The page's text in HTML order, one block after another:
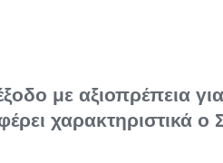
με αξιοπρέπεια
χαρακτηριστικά ο